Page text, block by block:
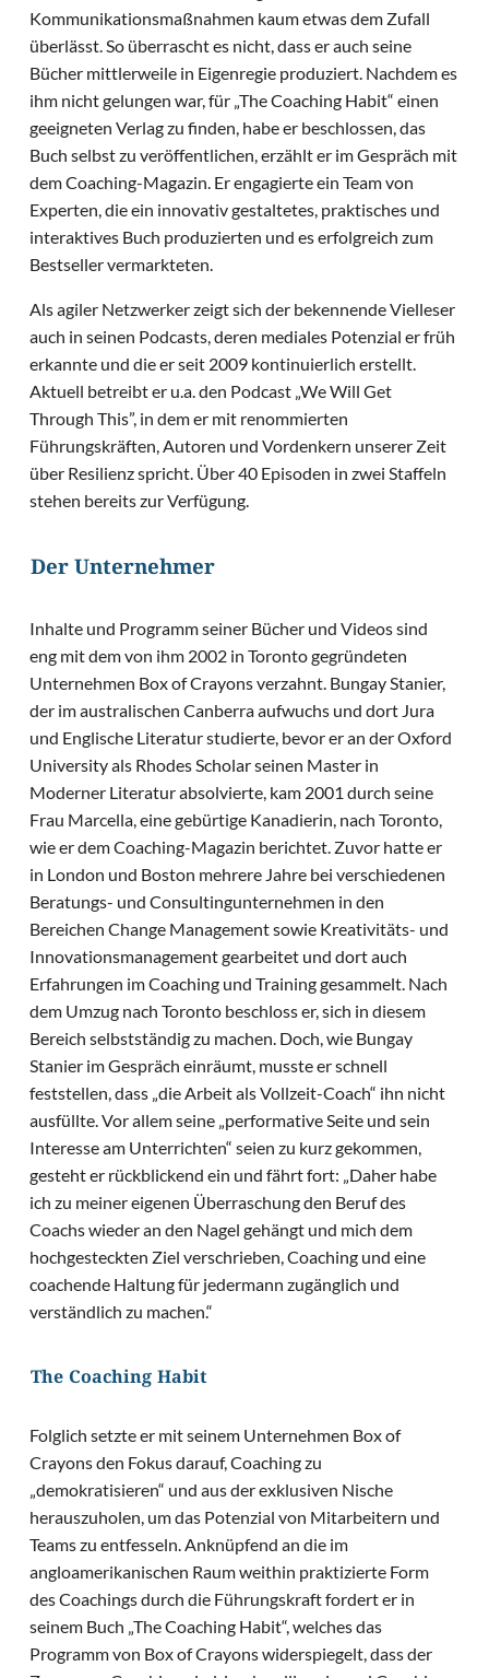
Kommunikationsmaßnahmen kaum etwas dem Zufall
überlässt. So überrascht es nicht, dass er auch seine
Bücher mittlerweile in Eigenregie produziert. Nachdem es
ihm nicht gelungen war, für „The Coaching Habit“ einen
geeigneten Verlag zu finden, habe er beschlossen, das
Buch selbst zu veröffentlichen, erzählt er im Gespräch mit
dem Coaching-Magazin. Er engagierte ein Team von
Experten, die ein innovativ gestaltetes, praktisches und
interaktives Buch produzierten und es erfolgreich zum
Bestseller vermarkteten.
Als agiler Netzwerker zeigt sich der bekennende Vielleser
auch in seinen Podcasts, deren mediales Potenzial er früh
erkannte und die er seit 2009 kontinuierlich erstellt.
Aktuell betreibt er u.a. den Podcast „We Will Get
Through This”, in dem er mit renommierten
Führungskräften, Autoren und Vordenkern unserer Zeit
über Resilienz spricht. Über 40 Episoden in zwei Staffeln
stehen bereits zur Verfügung.
Der Unternehmer
Inhalte und Programm seiner Bücher und Videos sind
eng mit dem von ihm 2002 in Toronto gegründeten
Unternehmen Box of Crayons verzahnt. Bungay Stanier,
der im australischen Canberra aufwuchs und dort Jura
und Englische Literatur studierte, bevor er an der Oxford
University als Rhodes Scholar seinen Master in
Moderner Literatur absolvierte, kam 2001 durch seine
Frau Marcella, eine gebürtige Kanadierin, nach Toronto,
wie er dem Coaching-Magazin berichtet. Zuvor hatte er
in London und Boston mehrere Jahre bei verschiedenen
Beratungs- und Consultingunternehmen in den
Bereichen Change Management sowie Kreativitäts- und
Innovationsmanagement gearbeitet und dort auch
Erfahrungen im Coaching und Training gesammelt. Nach
dem Umzug nach Toronto beschloss er, sich in diesem
Bereich selbstständig zu machen. Doch, wie Bungay
Stanier im Gespräch einräumt, musste er schnell
feststellen, dass „die Arbeit als Vollzeit-Coach“ ihn nicht
ausfüllte. Vor allem seine „performative Seite und sein
Interesse am Unterrichten“ seien zu kurz gekommen,
gesteht er rückblickend ein und fährt fort: „Daher habe
ich zu meiner eigenen Überraschung den Beruf des
Coachs wieder an den Nagel gehängt und mich dem
hochgesteckten Ziel verschrieben, Coaching und eine
coachende Haltung für jedermann zugänglich und
verständlich zu machen.“
The Coaching Habit
Folglich setzte er mit seinem Unternehmen Box of
Crayons den Fokus darauf, Coaching zu
„demokratisieren“ und aus der exklusiven Nische
herauszuholen, um das Potenzial von Mitarbeitern und
Teams zu entfesseln. Anknüpfend an die im
angloamerikanischen Raum weithin praktizierte Form
des Coachings durch die Führungskraft fordert er in
seinem Buch „The Coaching Habit“, welches das
Programm von Box of Crayons widerspiegelt, dass der